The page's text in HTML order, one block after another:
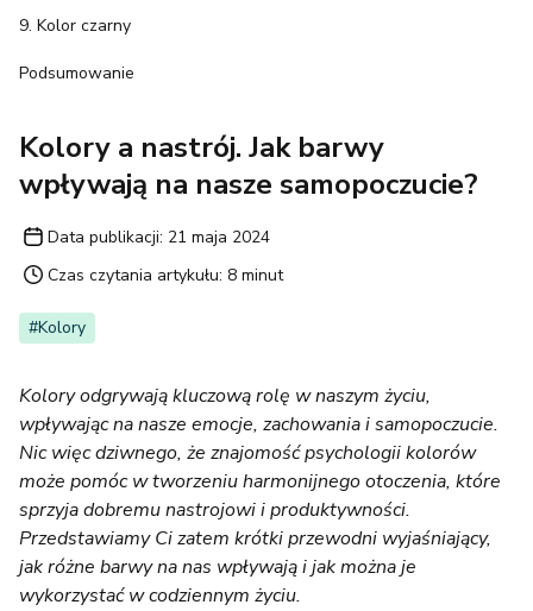
9. Kolor czarny
Podsumowanie
Kolory a nastrój. Jak barwy
wpływają na nasze samopoczucie?
Data publikacji: 21 maja 2024
Czas czytania artykułu: 8 minut
#Kolory
Kolory odgrywają kluczową rolę w naszym życiu,
wpływając na nasze emocje, zachowania i samopoczucie.
Nic więc dziwnego, że znajomość psychologii kolorów
może pomóc w tworzeniu harmonijnego otoczenia, które
sprzyja dobremu nastrojowi i produktywności.
Przedstawiamy Ci zatem krótki przewodni wyjaśniający,
jak różne barwy na nas wpływają i jak można je
wykorzystać w codziennym życiu.